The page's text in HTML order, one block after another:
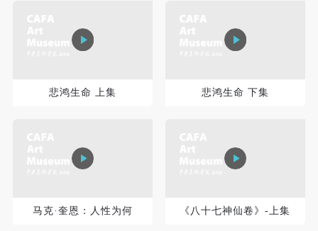
悲鸿生命 上集 悲鸿生命 下集
马克·奎恩：人性为何 《八十七神仙卷》-上集